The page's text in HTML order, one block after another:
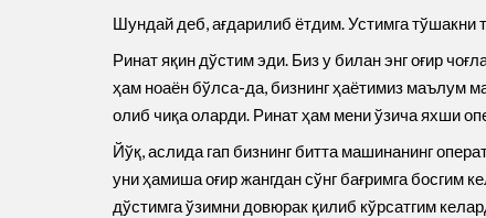
Шундай деб, ағдарилиб ётдим. Устимга тўшакни
Ринат яқин дўстим эди. Биз у билан энг оғир
ҳам ноаён бўлса-да, бизнинг ҳаётимиз маълум
олиб чиқа оларди. Ринат ҳам мени ўзича яхши
Йўқ, аслида гап бизнинг битта машинанинг
уни ҳамиша оғир жангдан сўнг бағримга босгим
дўстимга ўзимни довюрак қилиб кўрсатгим